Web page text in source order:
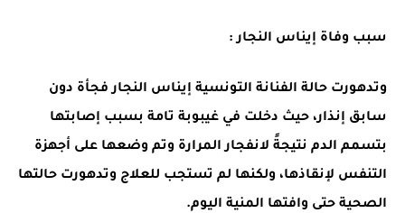
سبب وفاة إيناس النجار :
وتدهورت حالة الفنانة التونسية إيناس النجار فجأة دون
سابق إنذار، حيث دخلت في غيبوبة تامة بسبب إصابتها
بتسمم الدم نتيجةً لانفجار المرارة وتم وضعها على أجهزة
التنفس لإنقاذها، ولكنها لم تستجب للعلاج وتدهورت حالتها
الصحية حتى وافتها المنية اليوم.